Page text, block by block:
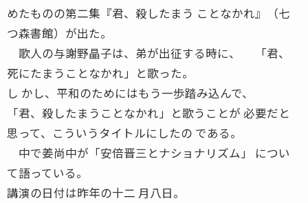
めたものの第二集『君、殺したまう ことなかれ』（七
つ森書館）が出た。
歌人の与謝野晶子は、弟が出征する時に、 「君、
死にたまうことなかれ」と歌った。
し かし、平和のためにはもう一歩踏み込んで、
「君、殺したまうことなかれ」と歌うことが 必要だと
思って、こういうタイトルにしたの である。
中で姜尚中が「安倍晋三とナショナリズム」 につい
て語っている。
講演の日付は昨年の十二 月八日。